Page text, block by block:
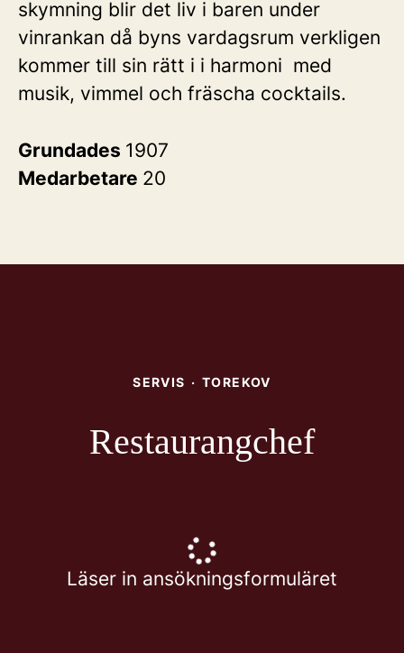
skymning blir det liv i baren under
vinrankan då byns vardagsrum verkligen
kommer till sin rätt i i harmoni med
musik, vimmel och fräscha cocktails.
Grundades 1907
Medarbetare 20
SERVIS · TOREKOV
Restaurangchef
Läser in ansökningsformuläret